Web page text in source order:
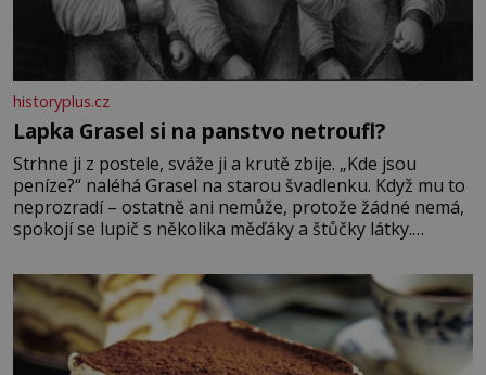
historyplus.cz
Lapka Grasel si na panstvo netroufl?
Strhne ji z postele, sváže ji a krutě zbije. „Kde jsou
peníze?“ naléhá Grasel na starou švadlenku. Když mu to
neprozradí – ostatně ani nemůže, protože žádné nemá,
spokojí se lupič s několika měďáky a štůčky látky.
krutý. Jeho činy budí hrůzu ještě dlouho po jeho smrti